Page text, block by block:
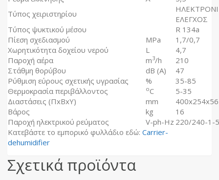
Τύπος χειριστηρίου
ΕΛΕΓΧΟΣ
Τύπος ψυκτικού μέσου
R 134a
Πίεση σχεδιασμού
MPa
1,7/0,7
Χωρητικότητα δοχείου νερού
L
4,7
Παροχή αέρα
m3/h
210
Στάθμη θορύβου
dB (A)
47
Ρύθμιση εύρους σχετικής υγρασίας
%
35-85
Θερμοκρασία περιβάλλοντος
oC
5-35
Διαστάσεις (ΠxΒxΥ)
mm
Βάρος
kg
16
Παροχή ηλεκτρικού ρεύματος
V-ph-Hz 220/240-1-
Κατεβάστε το εμπορικό φυλλάδιο εδώ: Carrier-
dehumidifier
Σχετικά προϊόντα